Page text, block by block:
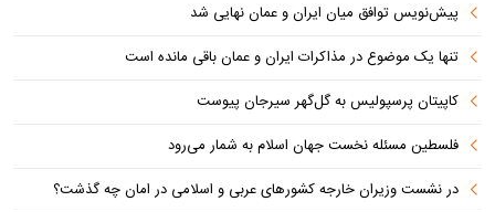
پیش‌نویس توافق میان ایران و عمان نهایی شد
تنها یک موضوع در مذاکرات ایران و عمان باقی مانده است
کاپیتان پرسپولیس به گل‌گهر سیرجان پیوست
فلسطین مسئله نخست جهان اسلام به شمار می‌رود
در نشست وزیران خارجه کشورهای عربی و اسلامی در امان چه گذشت؟